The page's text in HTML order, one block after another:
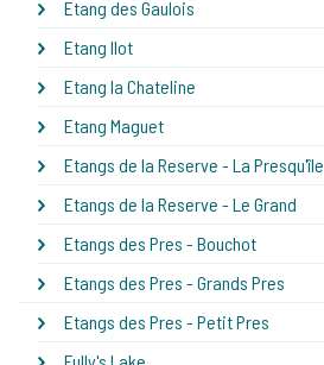
Etang des Gaulois
Etang Ilot
Etang la Chateline
Etang Maguet
Etangs de la Reserve - La Presqu'île
Etangs de la Reserve - Le Grand
Etangs des Pres - Bouchot
Etangs des Pres - Grands Pres
Etangs des Pres - Petit Pres